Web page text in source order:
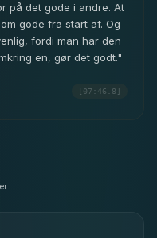
på det gode i andre. At
gode fra start af. Og
fordi man har den
en, gør det godt."
[07:46.8]